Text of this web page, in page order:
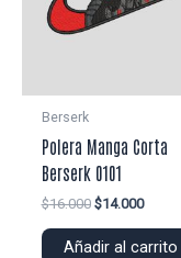
Berserk
Polera Manga Corta
Berserk 0101
$16.000 El
original
$14.000El
actual
Añadir al carrito